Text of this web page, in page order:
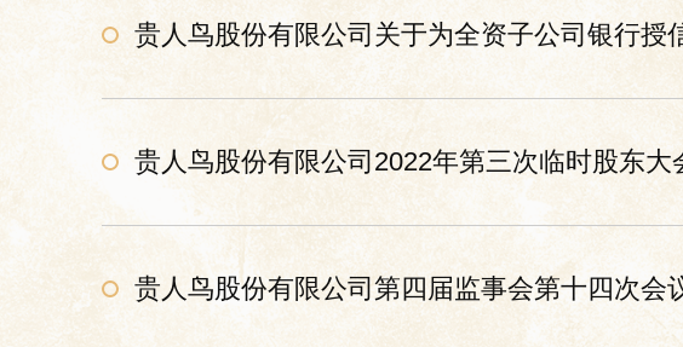
贵人鸟股份有限公司关于为全资子公司银行授
贵人鸟股份有限公司2022年第三次临时股东大
贵人鸟股份有限公司第四届监事会第十四次会